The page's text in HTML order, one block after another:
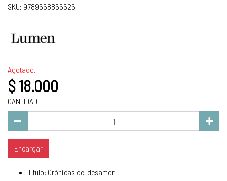
SKU: 9789568856526
Agotado.
$ 18.000
CANTIDAD
Encargar
Título: Crónicas del desamor